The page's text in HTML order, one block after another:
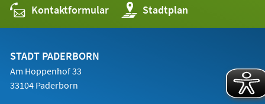
Kontaktformular Stadtplan
(Öffnet
in
einem
STADT PADERBORN
Am Hoppenhof 33
33104 Paderborn